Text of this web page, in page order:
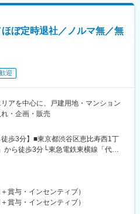
ぼ定時退社／ノルマ無／無
迎
リアを中心に、戸建用地・マンション
・企画・販売
徒歩3分】■東京都渋谷区恵比寿西1丁
から徒歩3分└東急電鉄東横線「代官
対策あり
賞与・インセンティブ）
賞与・インセンティブ）